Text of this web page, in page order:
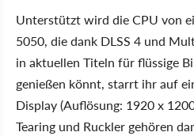
Unterstützt wird die CPU von
5050, die dank DLSS 4 und
in aktuellen Titeln für flüssige
genießen könnt, starrt ihr auf
Display(Auflösung: 1920 x
Tearing und Ruckler gehören